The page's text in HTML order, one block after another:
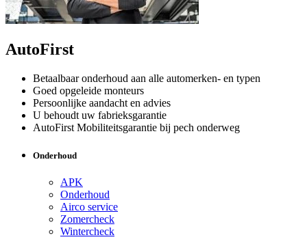
AutoFirst
Betaalbaar onderhoud aan alle automerken- en typen
Goed opgeleide monteurs
Persoonlijke aandacht en advies
U behoudt uw fabrieksgarantie
AutoFirst Mobiliteitsgarantie bij pech onderweg
Onderhoud
APK
Onderhoud
Airco service
Zomercheck
Wintercheck